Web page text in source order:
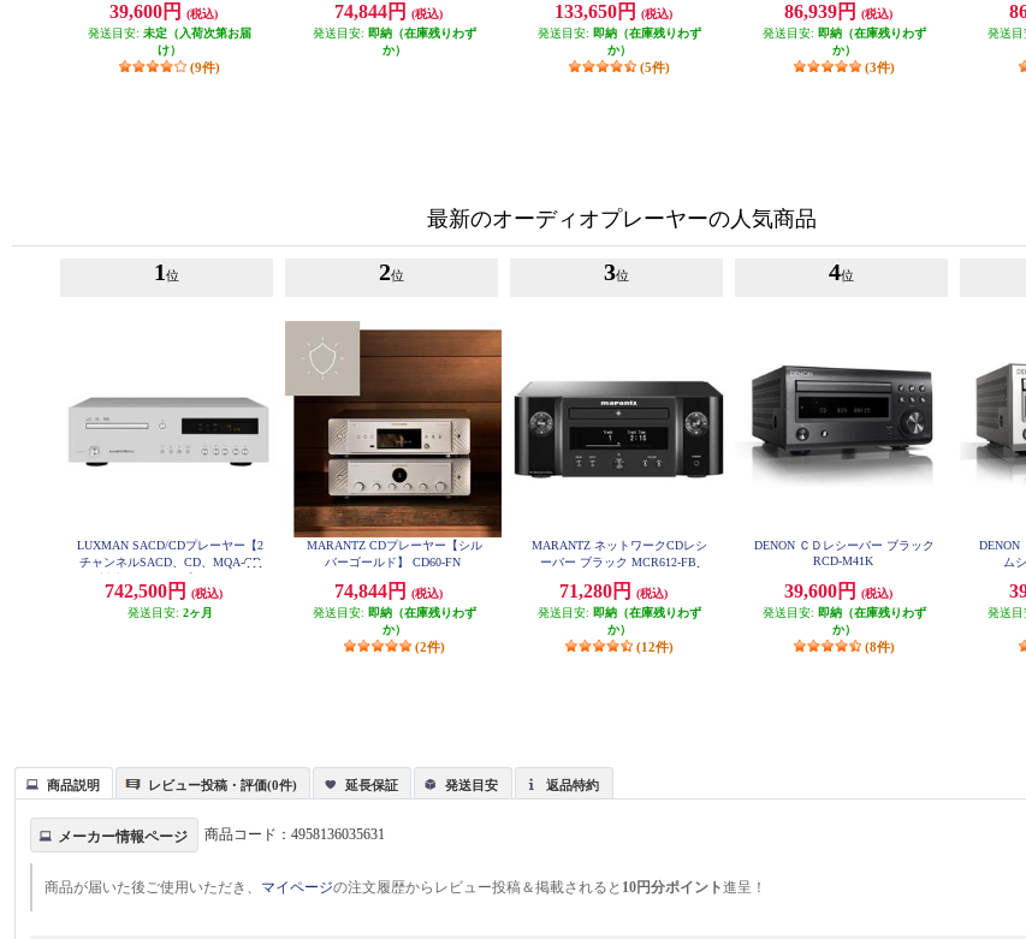
39,600円
(税込)
発送目安: 未定（入荷次第お届
け）
(9件)
74,844円
(税込)
発送目安: 即納（在庫残りわず
か）
ー】 DCD-1700NE-SP
133,650円
(税込)
発送目安: 即納（在庫残りわず
か）
(5件)
ー/ブラック】 RCD-N12K
86,939円
(税込)
発送目安: 即納（在庫残りわず
か）
(3件)
ー/
発送目
最新のオーディオプレーヤーの人気商品
1 位
LUXMAN SACD/CDプレーヤー【2
チャンネルSACD、CD、MQA-CD
742,500円
(税込)
発送目安: 2ヶ月
2位
MARANTZ CDプレーヤー【シル
バーゴールド】 CD60-FN
74,844円
(税込)
発送目安: 即納（在庫残りわず
か）
(2件)
3位
MARANTZ ネットワークCDレシ
ーバー ブラック MCR612-FB
71,280円
(税込)
発送目安: 即納（在庫残りわず
か）
(12件)
4位
DENON ＣＤレシーバー ブラック
RCD-M41K
39,600円
(税込)
発送目安: 即納（在庫残りわず
か）
(8件)
DENON
ム
発送目
商品説明 レビュー投稿・評価(0件) 延長保証 発送目安 返品特約
メーカー情報ページ 商品コード：4958136035631
商品が届いた後ご使用いただき、 マイページの注文履歴からレビュー投稿＆掲載されると 10円分ポイント進呈！